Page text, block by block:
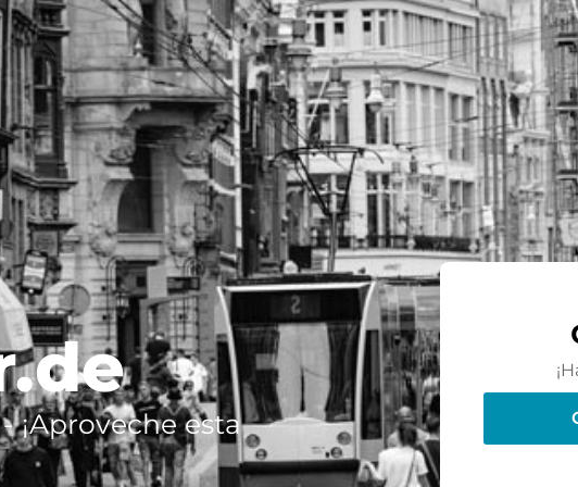
¡Aproveche esta